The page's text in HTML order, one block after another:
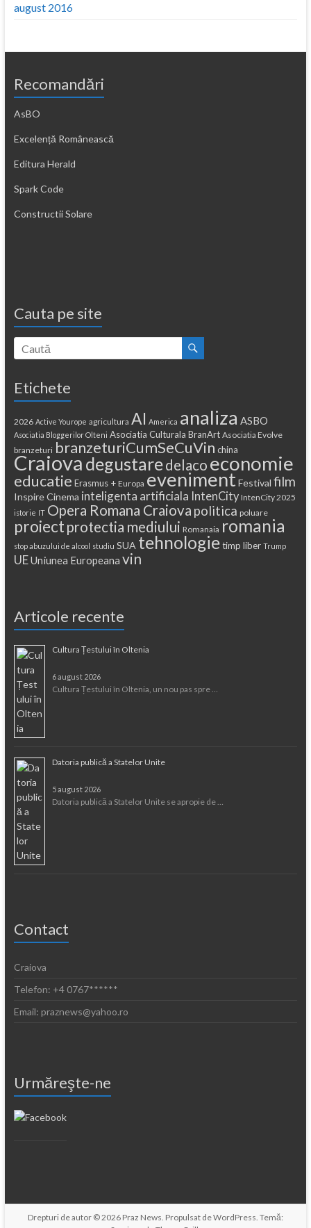
august 2016
Recomandări
AsBO
Excelență Românească
Editura Herald
Spark Code
Constructii Solare
Cauta pe site
Etichete
2026 Active Yourope agricultura AI America analiza ASBO
Asociatia Bloggerilor Olteni Asociatia Culturala BranArt Asociatia Evolve
branzeturi branzeturiCumSeCuVin china
Craiova degustaredelaco economie
educatie Erasmus + Europa eveniment Festival film
Inspire Cinema inteligenta artificiala IntenCity IntenCity 2025
istorie IT Opera Romana Craiova politica poluare
proiect protectia mediului Romanaia romania
stop abuzului de alcool studiu SUA tehnologie timp liber Trump
UEUniunea Europeana vin
Articole recente
Cultura Țestului în Oltenia
6 august 2026
Cultura Țestului în Oltenia, un nou pas spre …
Datoria publică a Statelor Unite
5 august 2026
Datoria publică a Statelor Unite se apropie de …
Contact
Craiova
Telefon: +4 0767******
Email: praznews@yahoo.ro
Urmăreşte-ne
Drepturi de autor © 2026 Praz News. Propulsat deWordPress. Temă: